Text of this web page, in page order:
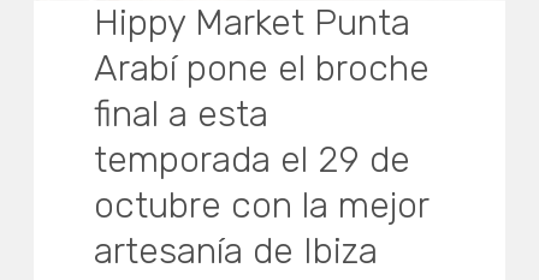
Hippy Market Punta
Arabí pone el broche
final a esta
temporada el 29 de
octubre con la mejor
artesanía de Ibiza